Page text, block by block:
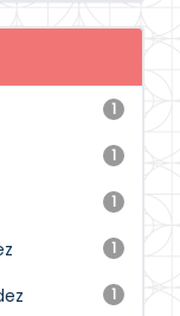
1
1
1
1
1